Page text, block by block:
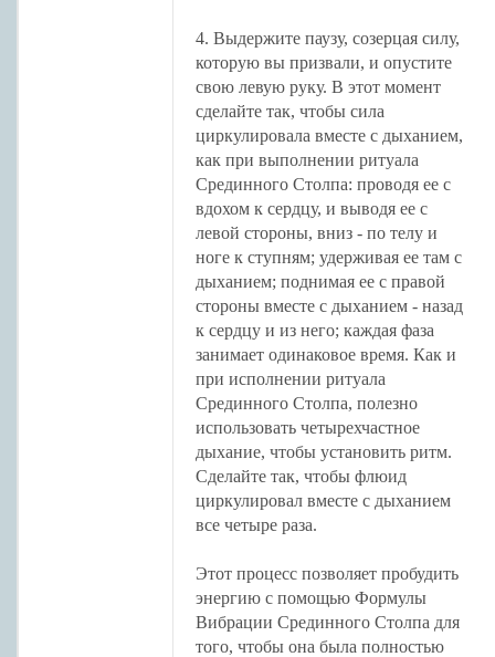
4. Выдержите паузу, созерцая силу,
которую вы призвали, и опустите
свою левую руку. В этот момент
сделайте так, чтобы сила
циркулировала вместе с дыханием,
как при выполнении ритуала
Срединного Столпа: проводя ее с
вдохом к сердцу, и выводя ее с
левой стороны, вниз - по телу и
ноге к ступням; удерживая ее там с
дыханием; поднимая ее с правой
стороны вместе с дыханием - назад
к сердцу и из него; каждая фаза
занимает одинаковое время. Как и
при исполнении ритуала
Срединного Столпа, полезно
использовать четырехчастное
дыхание, чтобы установить ритм.
Сделайте так, чтобы флюид
циркулировал вместе с дыханием
все четыре раза.
Этот процесс позволяет пробудить
энергию с помощью Формулы
Вибрации Срединного Столпа для
того, чтобы она была полностью